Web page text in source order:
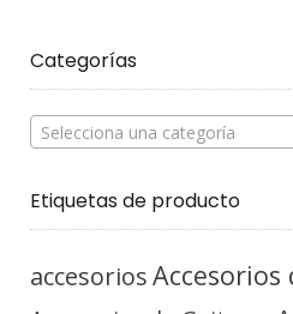
Categorías
Selecciona una categoría
Etiquetas de producto
accesoriosAccesorios